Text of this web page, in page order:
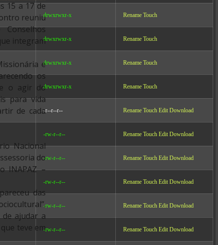
drwxrwxr-x Rename Touch
drwxrwxr-x Rename Touch
drwxrwxr-x Rename Touch
drwxrwxr-x Rename Touch
-r--r--r-- Rename Touch Edit Download
-rw-r--r-- Rename Touch Edit Download
-rw-r--r-- Rename Touch Edit Download
-rw-r--r-- Rename Touch Edit Download
-rw-r--r-- Rename Touch Edit Download
-rw-r--r-- Rename Touch Edit Download
15 a 17 de
reuniu
integram
e
os
o agir do
para vida
de cada
Nacional
do
INAPAZ –
das
de ajudar a
teve em